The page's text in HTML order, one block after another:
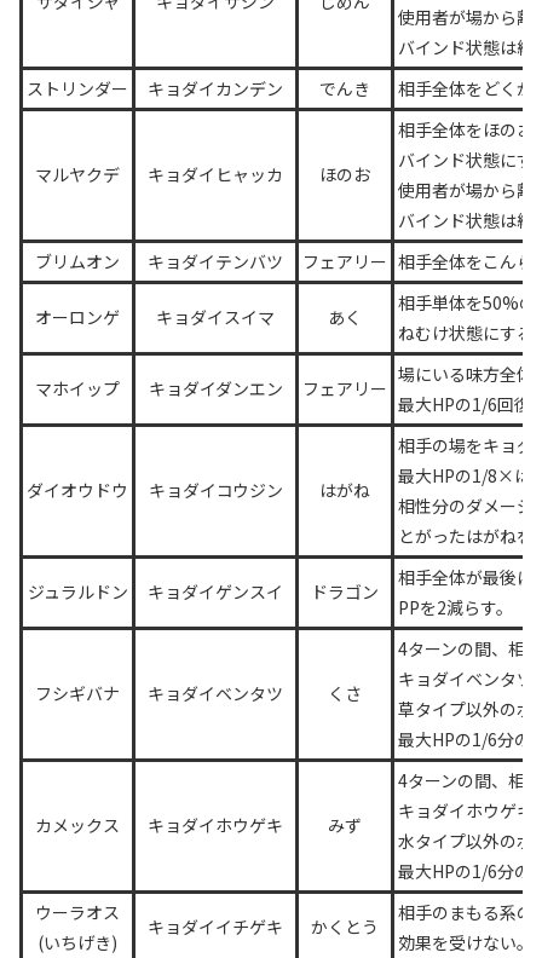
使用者が場から離
バインド状態は継
ストリンダー
キョダイカンデン でんき 相手全体をどくか
マルヤクデ キョダイヒャッカ ほのお
相手全体をほのお
バインド状態にす
使用者が場から離
バインド状態は継
ブリムオン
キョダイテンバツ フェアリー 相手全体をこんら
オーロンゲ キョダイスイマ あく
相手単体を50%の
ねむけ状態にする
マホイップ キョダイダンエン フェアリー
場にいる味方全体
最大HPの1/6回復
ダイオウドウ キョダイコウジン はがね
相手の場をキョダ
最大HPの1/8×は
相性分のダメージ
とがったはがねを
ジュラルドン キョダイゲンスイ ドラゴン
相手全体が最後に
PPを2減らす。
フシギバナ キョダイベンタツ くさ
4ターンの間、相
キョダイベンタツ
草タイプ以外のポ
最大HPの1/6分の
カメックス キョダイホウゲキ みず
4ターンの間、相
キョダイホウゲキ
水タイプ以外のポ
最大HPの1/6分の
ウーラオス
(いちげき)
キョダイイチゲキ かくとう
相手のまもる系の
効果を受けない。